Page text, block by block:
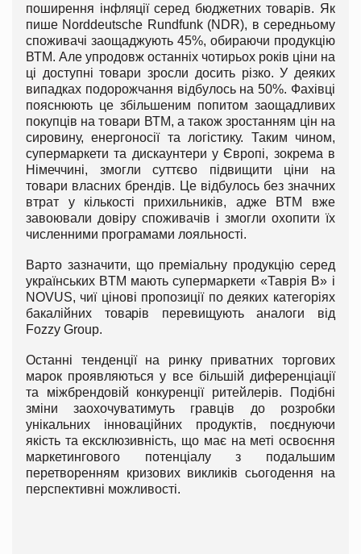
поширення інфляції серед бюджетних товарів. Як
пише Norddeutsche Rundfunk (NDR), в середньому
споживачі заощаджують 45%, обираючи продукцію
ВТМ. Але упродовж останніх чотирьох років ціни на
ці доступні товари зросли досить різко. У деяких
випадках подорожчання відбулось на 50%. Фахівці
пояснюють це збільшеним попитом заощадливих
покупців на товари ВТМ, а також зростанням цін на
сировину, енергоносії та логістику. Таким чином,
супермаркети та дискаунтери у Європі, зокрема в
Німеччині, змогли суттєво підвищити ціни на
товари власних брендів. Це відбулось без значних
втрат у кількості прихильників, адже ВТМ вже
завоювали довіру споживачів і змогли охопити їх
численними програмами лояльності.
Варто зазначити, що преміальну продукцію серед
українських ВТМ мають супермаркети «Таврія B» і
NOVUS, чиї цінові пропозиції по деяких категоріях
бакалійних товарів перевищують аналоги від
Fozzy Group.
Останні тенденції на ринку приватних торгових
марок проявляються у все більшій диференціації
та міжбрендовій конкуренції ритейлерів. Подібні
зміни заохочуватимуть гравців до розробки
унікальних інноваційних продуктів, поєднуючи
якість та ексклюзивність, що має на меті освоєння
маркетингового потенціалу з подальшим
перетворенням кризових викликів сьогодення на
перспективні можливості.